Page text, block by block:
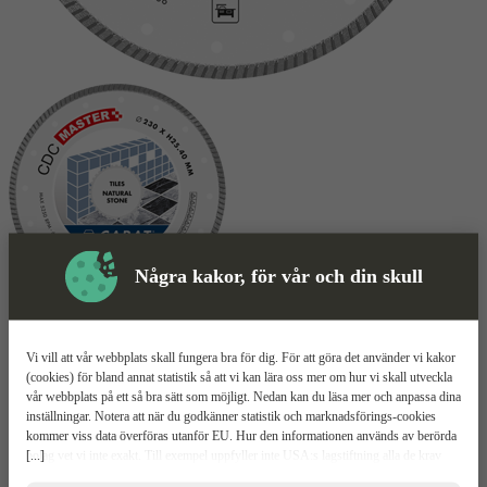
Några kakor, för vår och din skull
[...]
Vi vill att vår webbplats skall fungera bra för dig. För att göra det använder vi kakor
(cookies) för bland annat statistik så att vi kan lära oss mer om hur vi skall utveckla
vår webbplats på ett så bra sätt som möjligt. Nedan kan du läsa mer och anpassa dina
inställningar. Notera att när du godkänner statistik och marknadsförings-cookies
kommer viss data överföras utanför EU. Hur den informationen används av berörda
bolag vet vi inte exakt. Till exempel uppfyller inte USA:s lagstiftning alla de krav
Kapskiva Mer information
CARAT CDC Master